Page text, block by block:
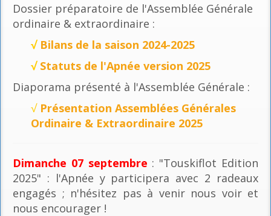
Dossier préparatoire de l'Assemblée Générale
ordinaire & extraordinaire :
√ Bilans de la saison 2024-2025
√ Statuts de l'Apnée version 2025
Diaporama présenté à l'Assemblée Générale :
√ Présentation Assemblées Générales
Ordinaire & Extraordinaire 2025
Dimanche 07 septembre : "Touskiflot Edition
2025" : l'Apnée y participera avec 2 radeaux
engagés ; n'hésitez pas à venir nous voir et
nous encourager !